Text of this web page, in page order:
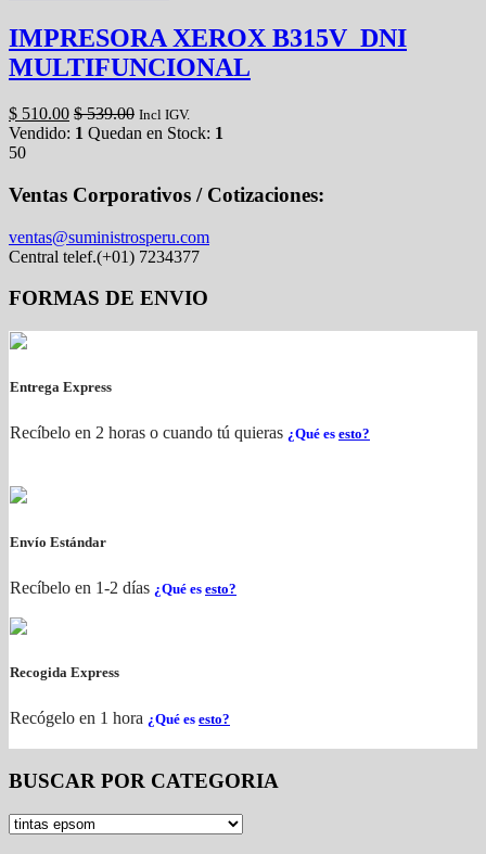
IMPRESORA XEROX B315V_DNI
MULTIFUNCIONAL
$ 510.00 $539.00 Incl IGV.
Vendido: 1 Quedan en Stock: 1
50
Ventas Corporativos / Cotizaciones:
ventas@suministrosperu.com
Central telef.(+01) 7234377
FORMAS DE ENVIO
Entrega Express
Recíbelo en 2 horas o cuando tú quieras ¿Qué es esto?
Envío Estándar
Recíbelo en 1-2 días ¿Qué es esto?
Recogida Express
Recógelo en 1 hora ¿Qué es esto?
BUSCAR POR CATEGORIA